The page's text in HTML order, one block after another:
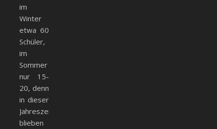
im
Winter
etwa 60
Schüler,
im
Sommer
nur 15-
20, denn
in dieser
Jahreszeit
blieben